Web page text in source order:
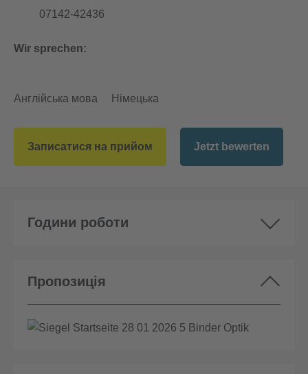
07142-42436
Wir sprechen:
Англійська мова Німецька
Записатися на прийом Jetzt bewerten
Години роботи
Пропозиція